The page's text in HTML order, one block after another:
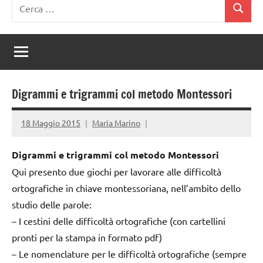
per:
Cerca
Digrammi e trigrammi col metodo Montessori
18 Maggio 2015 Maria Marino
Digrammi e trigrammi col metodo Montessori
Qui presento due giochi per lavorare alle difficoltà
ortografiche in chiave montessoriana, nell’ambito dello
studio delle parole:
– I cestini delle difficoltà ortografiche (con cartellini
pronti per la stampa in formato pdf)
– Le nomenclature per le difficoltà ortografiche (sempre